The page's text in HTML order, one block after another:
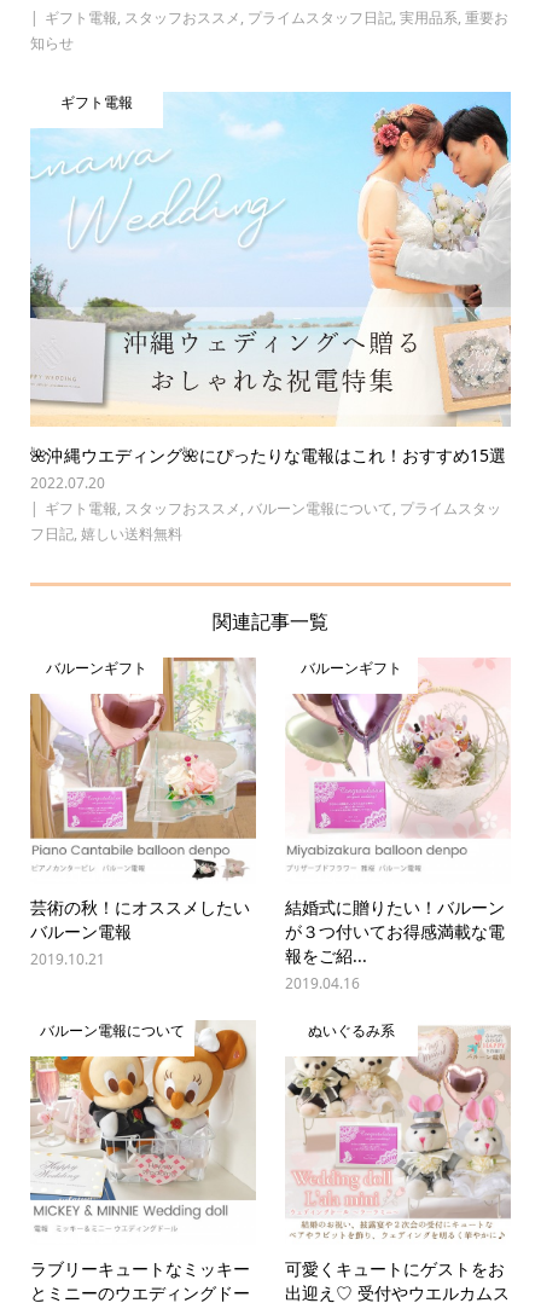
ギフト電報, スタッフおススメ, プライムスタッフ日記, 実用品系, 重要お
知らせ
ギフト電報
🌺沖縄ウエディング🌺にぴったりな電報はこれ！おすすめ15選
2022.07.20
ギフト電報, スタッフおススメ, バルーン電報について, プライムスタッ
フ日記, 嬉しい送料無料
関連記事一覧
バルーンギフト
芸術の秋！にオススメしたい
バルーン電報
2019.10.21
バルーンギフト
結婚式に贈りたい！バルーン
が３つ付いてお得感満載な電
報をご紹...
2019.04.16
バルーン電報について
ラブリーキュートなミッキー
とミニーのウエディングドー
ぬいぐるみ系
可愛くキュートにゲストをお
出迎え♡ 受付やウエルカムス